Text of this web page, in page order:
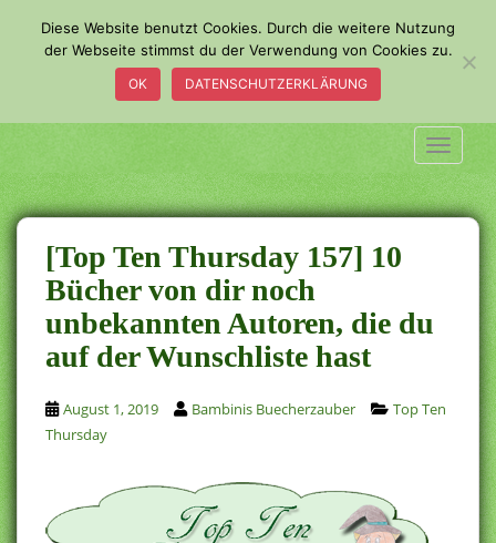
a
i
n
c
o
n
t
e
n
t
[Top Ten Thursday 157] 10
Bücher von dir noch
unbekannten Autoren, die du
auf der Wunschliste hast
August 1, 2019 Bambinis Buecherzauber
Top Ten
Thursday
Diese Website benutzt Cookies. Durch die weitere Nutzung
der Webseite stimmst du der Verwendung von Cookies zu.
OK DATENSCHUTZERKLÄRUNG